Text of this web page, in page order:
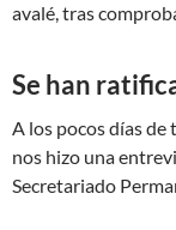
avalé, tras
Se han
A los pocos días
nos hizo una
Secretariado